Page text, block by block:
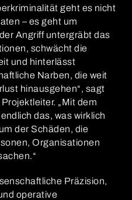
geht es nicht
– es geht um
Angriff untergräbt das
schwächt die
und hinterlässt
Narben, die weit
hinausgehen“, sagt
Projektleiter. „Mit dem
das, was wirklich
der Schäden, die
Organisationen
Präzision,
operative